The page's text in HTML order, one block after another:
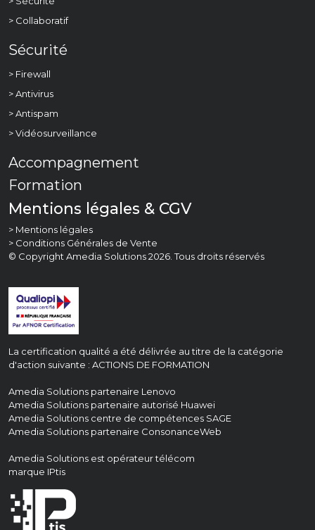
> Collaboratif
Sécurité
> Firewall
> Antivirus
> Antispam
> Vidéosurveillance
Accompagnement
Formation
Mentions légales & CGV
> Mentions légales
> Conditions Générales de Vente
© Copyright Amedia Solutions 2026. Tous droits réservés
La certification qualité a été délivrée au titre de la catégorie
d'action suivante : ACTIONS DE FORMATION
Amedia Solutions partenaire Lenovo
Amedia Solutions partenaire autorisé Huawei
Amedia Solutions centre de compétences SAGE
Amedia Solutions partenaire ConsonanceWeb
Amedia Solutions est opérateur télécom
marque IPtis